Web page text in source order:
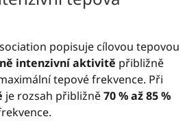
popisuje cílovou tepovou
intenzivní aktivitě přibližně
tepové frekvence. Při
je rozsah přibližně70 % až 85 %